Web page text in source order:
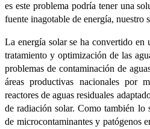
es este problema podría tener una
fuente inagotable de energía, nuestro
La energía solar se ha convertido en
tratamiento y optimización de las
problemas de contaminación de
áreas productivas nacionales por
reactores de aguas residuales
de radiación solar. Como también lo
de microcontaminantes y patógenos